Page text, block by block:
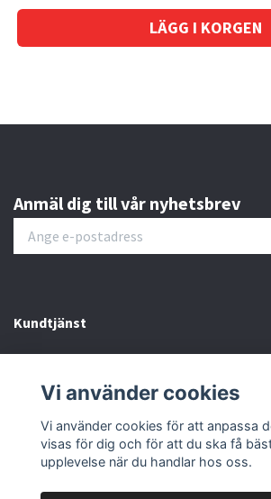
Anmäl dig till vår nyhetsbrev
Kundtjänst
Sociala medier
Vi använder cookies
Vi använder cookies för att anpassa
visas för dig och för att du ska få
upplevelse när du handlar hos oss.